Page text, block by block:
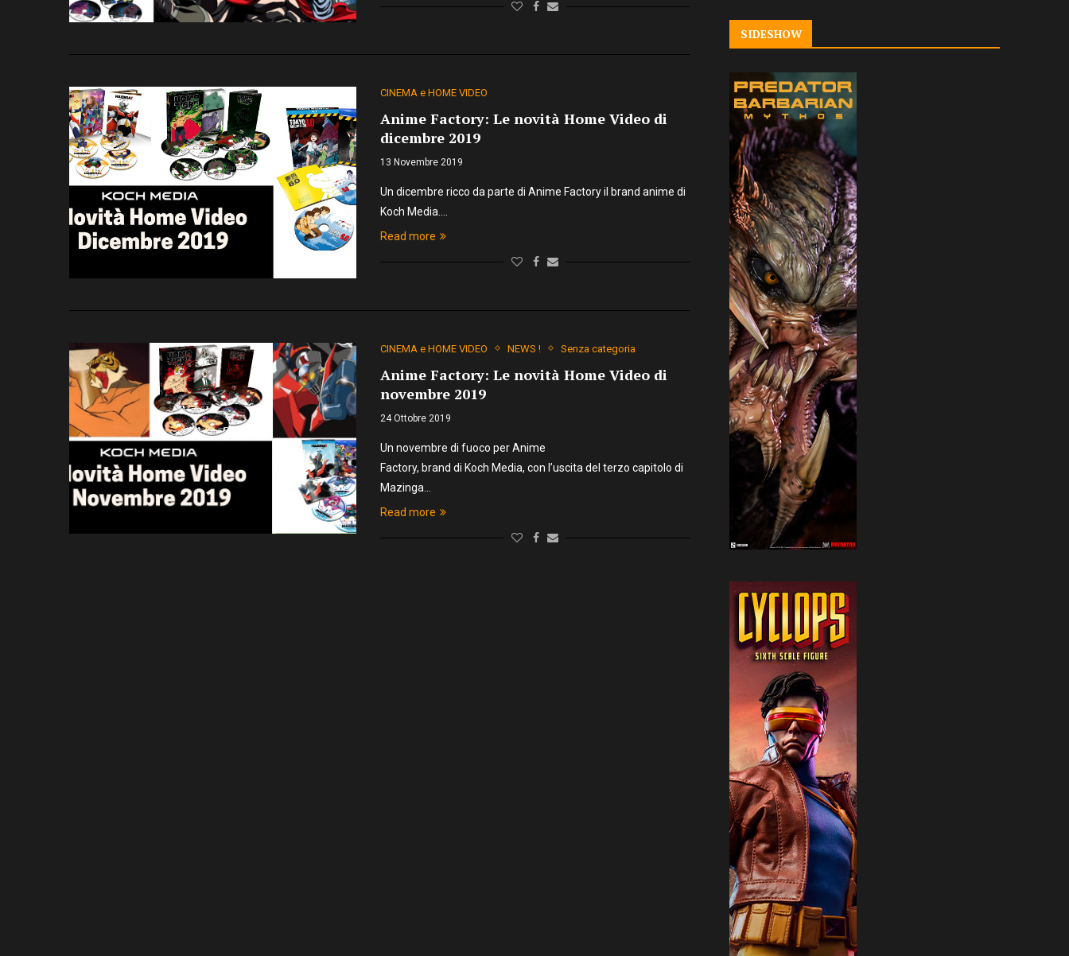
CINEMA e HOME VIDEO
Anime Factory: Le novità Home Video di
dicembre 2019
13 Novembre 2019
Un dicembre ricco da parte di Anime Factory il brand anime di
Koch Media.…
Read more
CINEMA e HOME VIDEO NEWS ! Senza categoria
Anime Factory: Le novità Home Video di
novembre 2019
24 Ottobre 2019
Un novembre di fuoco per Anime
Factory, brand di Koch Media, con l’uscita del terzo capitolo di
Mazinga…
Read more
SIDESHOW